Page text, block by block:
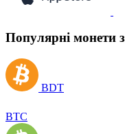
Популярні монети
BDT
BTC